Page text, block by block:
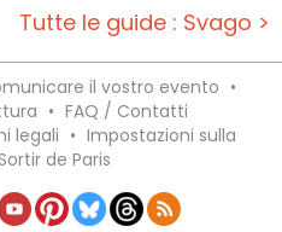
Tutte le guide : Svago >
il vostro evento •
• FAQ / Contatti
legali • Impostazioni sulla
de Paris